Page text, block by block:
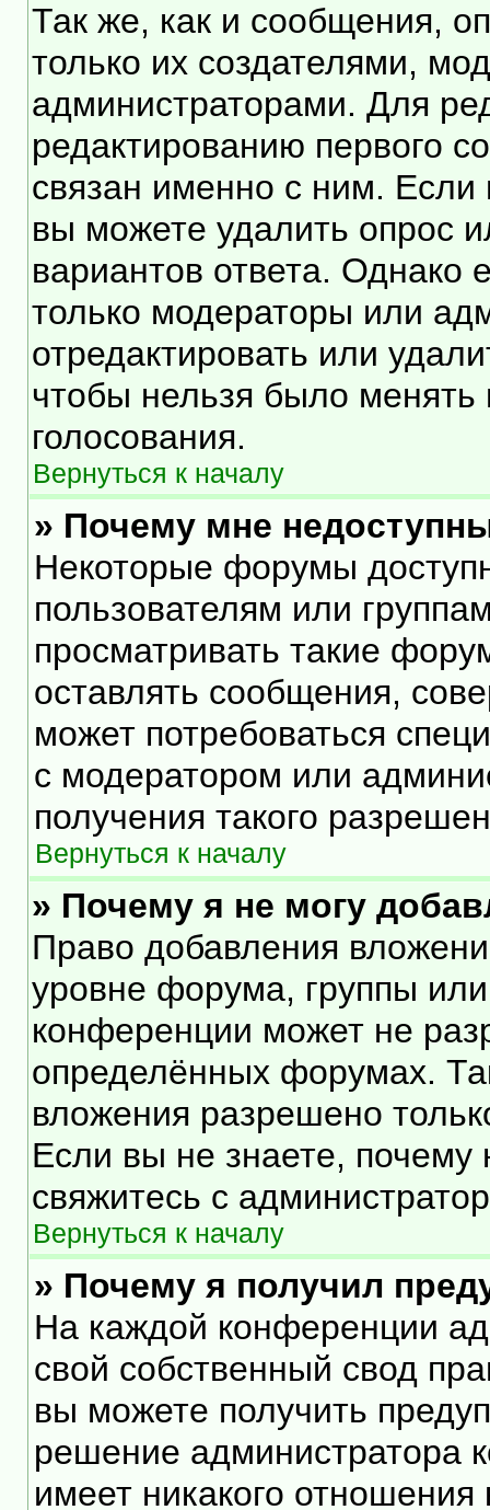
Так же, как и сообщения,
только их создателями,
администраторами. Для
редактированию первого
связан именно с ним. Если
вы можете удалить опрос
вариантов ответа. Однако
только модераторы или
отредактировать или
чтобы нельзя было менять
голосования.
Вернуться к началу
» Почему мне
Некоторые форумы
пользователям или
просматривать такие
оставлять сообщения,
может потребоваться
с модератором или
получения такого
Вернуться к началу
» Почему я не могу
Право добавления
уровне форума, группы
конференции может не
определённых форумах.
вложения разрешено
Если вы не знаете,
свяжитесь с
Вернуться к началу
» Почему я получил
На каждой конференции
свой собственный свод
вы можете получить
решение администратора
имеет никакого